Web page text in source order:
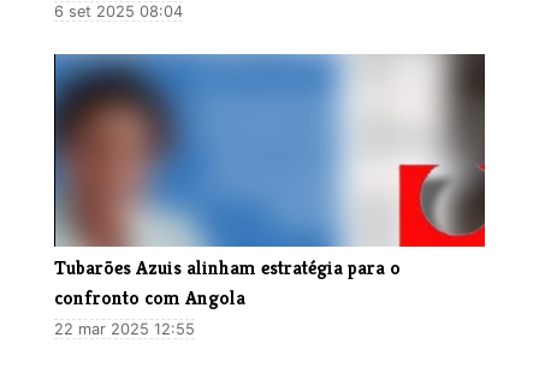
6 set 2025 08:04
Tubarões Azuis alinham estratégia para o
confronto com Angola
22 mar 2025 12:55